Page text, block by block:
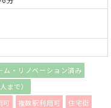
ム・リノベーション済み
まで）
可 複数駅利用可
住宅街